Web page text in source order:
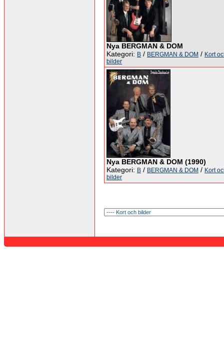
Nya BERGMAN & DOM
Kategori: B / BERGMAN & DOM / Kort
bilder
Nya BERGMAN & DOM (1990)
Kategori: B / BERGMAN & DOM / Kort
bilder